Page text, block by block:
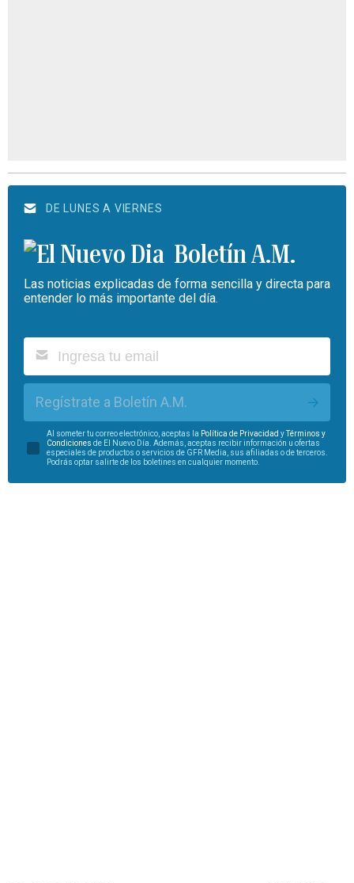
DE LUNES A VIERNES
Boletín A.M.
Las noticias explicadas de forma sencilla y directa para
entender lo más importante del día.
Regístrate a Boletín A.M.
Al someter tu correo electrónico, aceptas la Política de Privacidad yTérminos y
Condiciones de El Nuevo Día. Además, aceptas recibir información u ofertas
especiales de productos o servicios de GFR Media, sus afiliadas o de terceros.
Podrás optar salirte de los boletines en cualquier momento.